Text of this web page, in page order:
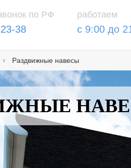
по РФ
38
работаем
с 9:00 до
Раздвижные навесы